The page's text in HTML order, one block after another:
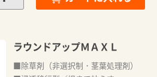
ラウンドアップＭＡＸＬ
■除草剤（非選択制・茎葉処理剤）